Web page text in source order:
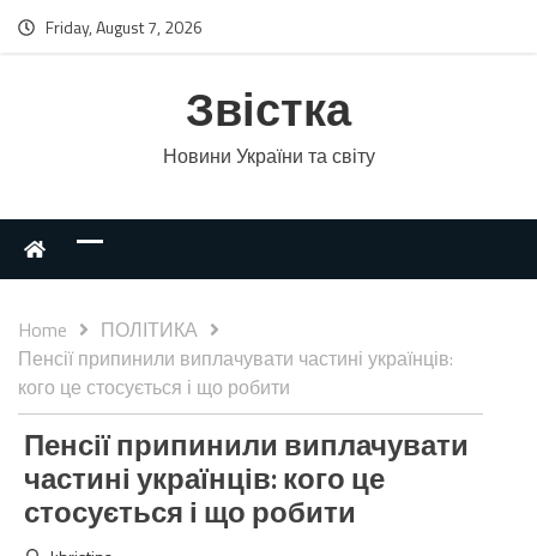
Friday, August 7, 2026
Звістка
Новини України та світу
Home
ПОЛІТИКА
Пенсії припинили виплачувати частині українців:
кого це стосується і що робити
Пенсії припинили виплачувати
частині українців: кого це
стосується і що робити